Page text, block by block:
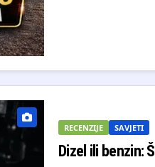
RECENZIJE SAVJETI
Dizel ili benzin: